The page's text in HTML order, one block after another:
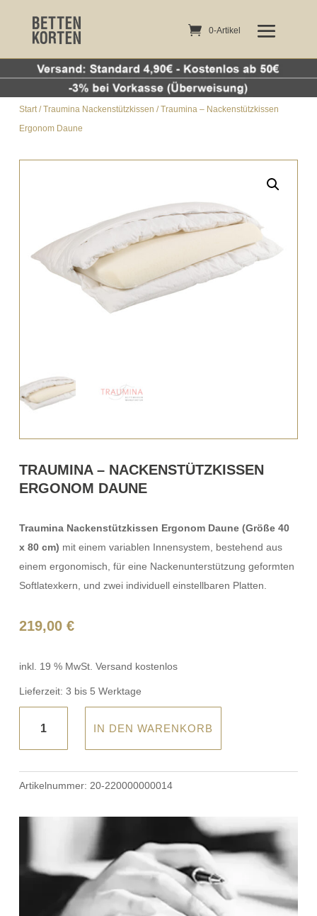
0-Artikel
Start/Traumina Nackenstützkissen / Traumina – Nackenstützkissen
Ergonom Daune
TRAUMINA – NACKENSTÜTZKISSEN
ERGONOM DAUNE
Traumina Nackenstützkissen Ergonom Daune (Größe 40
x 80 cm) mit einem variablen Innensystem, bestehend aus
einem ergonomisch, für eine Nackenunterstützung geformten
Softlatexkern, und zwei individuell einstellbaren Platten.
219,00€
inkl. 19 % MwSt. Versand kostenlos
Lieferzeit:3 bis 5 Werktage
Nackenstützkissen
Ergonom
Daune
IN DEN WARENKORB
Artikelnummer: 20-220000000014